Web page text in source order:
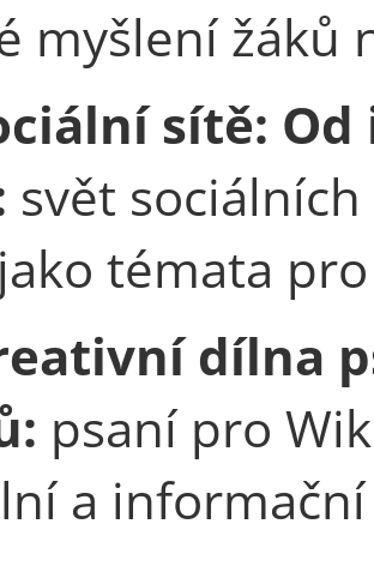
myšlení žáků
sítě:
svět
témata
dílna
psaní pro
a